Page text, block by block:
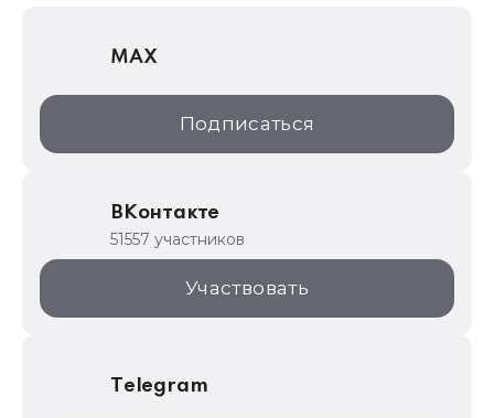
1С:Дистрибьюция
1С:Образование
ИТС.1C.ru
1С:Торговая площадка
MAX
Подписаться
ВКонтакте
51557 участников
Участвовать
Telegram